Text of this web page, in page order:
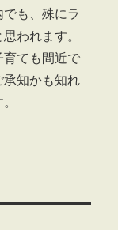
も、殊にラ
われます。
育ても間近で
知かも知れ